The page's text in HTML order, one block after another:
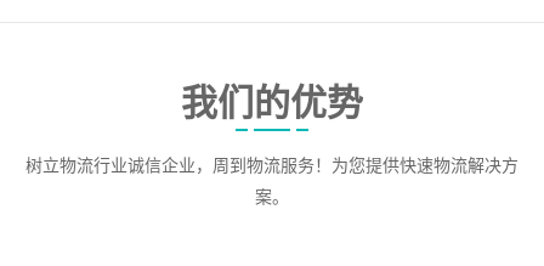
我们的优势
树立物流行业诚信企业，周到物流服务！为您提供快速物流解决方
案。